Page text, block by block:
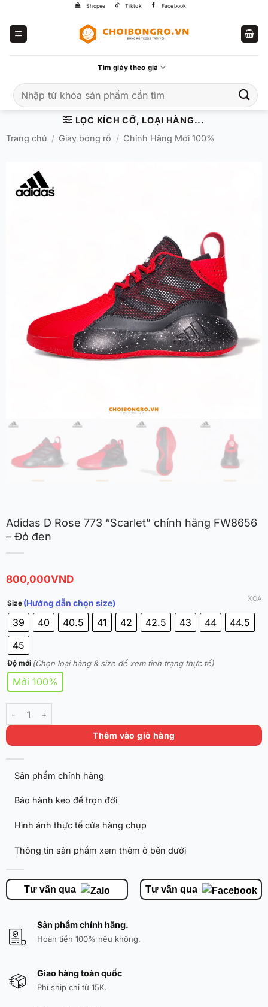
Shopee Tiktok Facebook
Tìm giày theo giá
kiếm:
LỌC KÍCH CỠ, LOẠI HÀNG...
Trang chủ / Giày bóng rổ / Chính Hãng Mới 100%
Adidas D Rose 773 “Scarlet” chính hãng FW8656
– Đỏ đen
800,000VND
Size (Hướng dẫn chọn size)
39 40 40.5 41 42 42.5 43 44
44.5
45
Độ mới (Chọn loại hàng & size để xem tình trạng thực tế)
Mới 100%
XÓA
Adidas D Rose 773 "Scarlet" chính hãng FW8656 - Đỏ đen số lượng
Thêm vào giỏ hàng
Sản phẩm chính hãng
Bảo hành keo đế trọn đời
Hình ảnh thực tế cửa hàng chụp
Thông tin sản phẩm xem thêm ở bên dưới
Tư vấn qua Tư vấn qua
Sản phẩm chính hãng.
Hoàn tiền 100% nếu không.
Giao hàng toàn quốc
Phí ship chỉ từ 15K.